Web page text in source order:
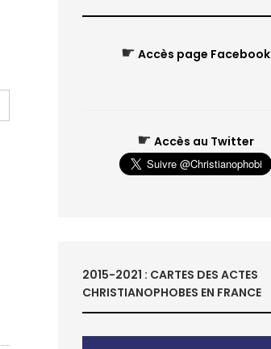
☛ Accès page Facebook
☛ Accès au Twitter
2015-2021 : CARTES DES ACTES
CHRISTIANOPHOBES EN FRANCE